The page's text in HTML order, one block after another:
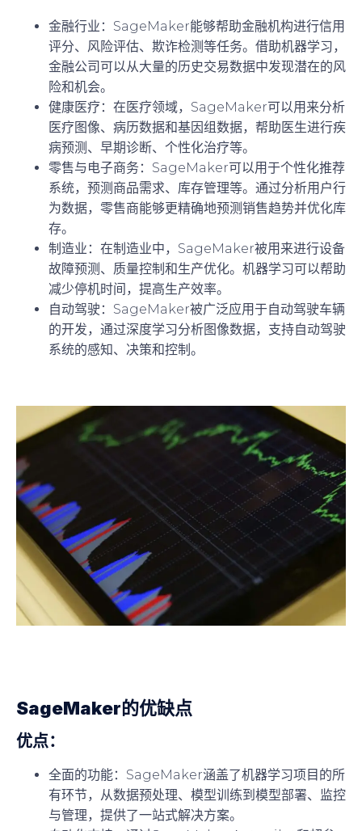
金融行业 ：SageMaker能够帮助金融机构进行信用
评分、风险评估、欺诈检测等任务。借助机器学习，
金融公司可以从大量的历史交易数据中发现潜在的风
险和机会。
健康医疗：在医疗领域，SageMaker可以用来分析
医疗图像、病历数据和基因组数据，帮助医生进行疾
病预测、早期诊断、个性化治疗等。
零售与电子商务 ：SageMaker可以用于个性化推荐
系统，预测商品需求、库存管理等。通过分析用户行
为数据，零售商能够更精确地预测销售趋势并优化库
存。
制造业 ：在制造业中，SageMaker被用来进行设备
故障预测、质量控制和生产优化。机器学习可以帮助
减少停机时间，提高生产效率。
自动驾驶 ：SageMaker被广泛应用于自动驾驶车辆
的开发，通过深度学习分析图像数据，支持自动驾驶
系统的感知、决策和控制。
SageMaker的优缺点
优点：
全面的功能：SageMaker涵盖了机器学习项目的所
有环节，从数据预处理、模型训练到模型部署、监控
与管理，提供了一站式解决方案。